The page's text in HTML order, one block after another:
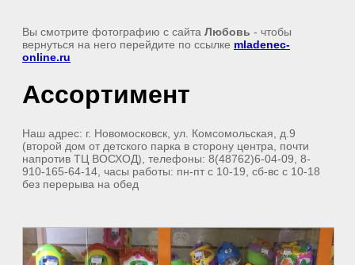
Вы смотрите фотографию с сайта Любовь - чтобы
вернуться на него перейдите по ссылке mladenec-
online.ru
Ассортимент
​Наш адрес: г. Новомосковск, ул. Комсомольская, д.9
(второй дом от детского парка в сторону центра, почти
напротив ТЦ ВОСХОД), телефоны: 8(48762)6-04-09, 8-
910-165-64-14, часы работы: пн-пт с 10-19, сб-вс с 10-18
без перерыва на обед